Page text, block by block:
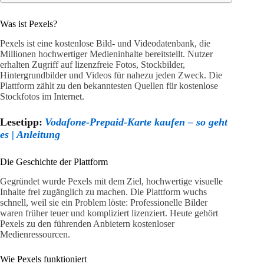
Was ist Pexels?
Pexels ist eine kostenlose Bild- und Videodatenbank, die
Millionen hochwertiger Medieninhalte bereitstellt. Nutzer
erhalten Zugriff auf lizenzfreie Fotos, Stockbilder,
Hintergrundbilder und Videos für nahezu jeden Zweck. Die
Plattform zählt zu den bekanntesten Quellen für kostenlose
Stockfotos im Internet.
Lesetipp: Vodafone-Prepaid-Karte kaufen – so geht
es | Anleitung
Die Geschichte der Plattform
Gegründet wurde Pexels mit dem Ziel, hochwertige visuelle
Inhalte frei zugänglich zu machen. Die Plattform wuchs
schnell, weil sie ein Problem löste: Professionelle Bilder
waren früher teuer und kompliziert lizenziert. Heute gehört
Pexels zu den führenden Anbietern kostenloser
Medienressourcen.
Wie Pexels funktioniert